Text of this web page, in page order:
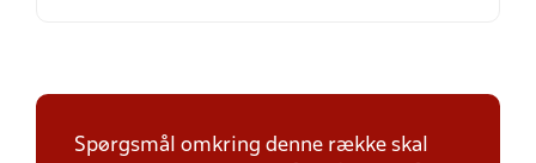
Spørgsmål omkring denne række skal